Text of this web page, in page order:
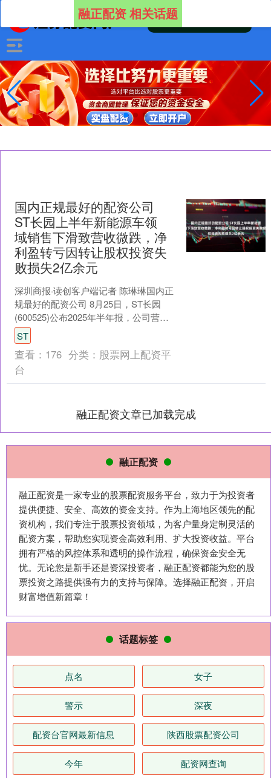
融正配资 相关话题
国内正规最好的配资公司
ST长园上半年新能源车领
域销售下滑致营收微跌，净
利盈转亏因转让股权投资失
败损失2亿余元
深圳商报·读创客户端记者 陈琳琳国内正
规最好的配资公司 8月25日，ST长园
(600525)公布2025年半年报，公司营业
收入为34.7亿元，同比下降0.9%；....
ST
查看： 176 分类： 股票网上配资平
台
融正配资文章已加载完成
融正配资
融正配资是一家专业的股票配资服务平台，致力于为投资者
提供便捷、安全、高效的资金支持。作为上海地区领先的配
资机构，我们专注于股票投资领域，为客户量身定制灵活的
配资方案，帮助您实现资金高效利用、扩大投资收益。平台
拥有严格的风控体系和透明的操作流程，确保资金安全无
忧。无论您是新手还是资深投资者，融正配资都能为您的股
票投资之路提供强有力的支持与保障。选择融正配资，开启
财富增值新篇章！
话题标签
点名 女子
警示 深夜
配资台官网最新信息 陕西股票配资公司
今年 配资网查询